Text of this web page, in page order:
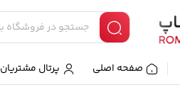
صفحه اصلی پرتال مشتریان